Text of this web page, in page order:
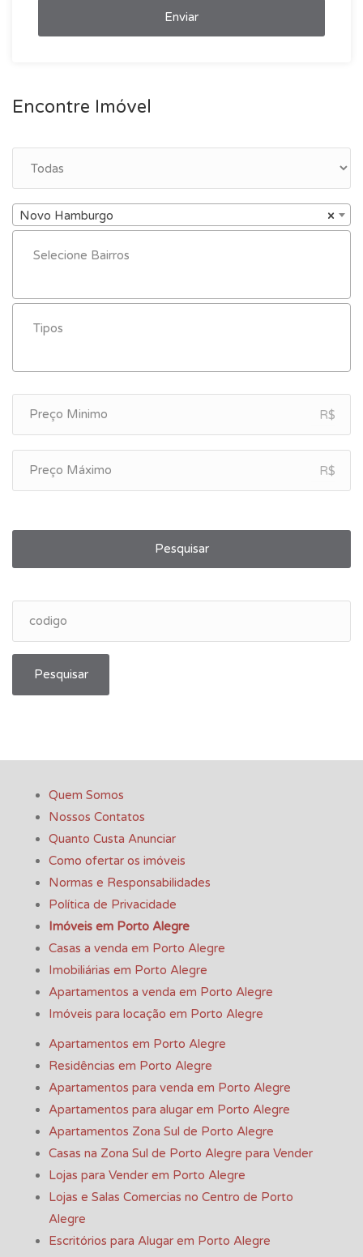
Enviar
Encontre Imóvel
×
Novo Hamburgo
R$
R$
Pesquisar
Pesquisar
Quem Somos
Nossos Contatos
Quanto Custa Anunciar
Como ofertar os imóveis
Normas e Responsabilidades
Política de Privacidade
Imóveis em Porto Alegre
Casas a venda em Porto Alegre
Imobiliárias em Porto Alegre
Apartamentos a venda em Porto Alegre
Imóveis para locação em Porto Alegre
Apartamentos em Porto Alegre
Residências em Porto Alegre
Apartamentos para venda em Porto Alegre
Apartamentos para alugar em Porto Alegre
Apartamentos Zona Sul de Porto Alegre
Casas na Zona Sul de Porto Alegre para Vender
Lojas para Vender em Porto Alegre
Lojas e Salas Comercias no Centro de Porto
Alegre
Escritórios para Alugar em Porto Alegre